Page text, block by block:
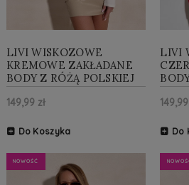
LIVI WISKOZOWE
KREMOWE ZAKŁADANE
BODY Z RÓŻĄ POLSKIEJ
PRODUKCJI
149,99 zł
Do Koszyka
LIVI
Do
NOWOŚĆ